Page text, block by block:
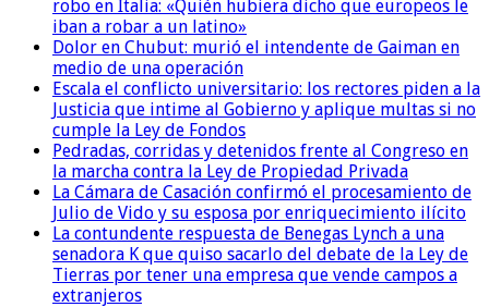
robo en Italia: «Quién hubiera dicho que europeos le
iban a robar a un latino»
Dolor en Chubut: murió el intendente de Gaiman en
medio de una operación
Escala el conflicto universitario: los rectores piden a la
Justicia que intime al Gobierno y aplique multas si no
cumple la Ley de Fondos
Pedradas, corridas y detenidos frente al Congreso en
la marcha contra la Ley de Propiedad Privada
La Cámara de Casación confirmó el procesamiento de
Julio de Vido y su esposa por enriquecimiento ilícito
La contundente respuesta de Benegas Lynch a una
senadora K que quiso sacarlo del debate de la Ley de
Tierras por tener una empresa que vende campos a
extranjeros